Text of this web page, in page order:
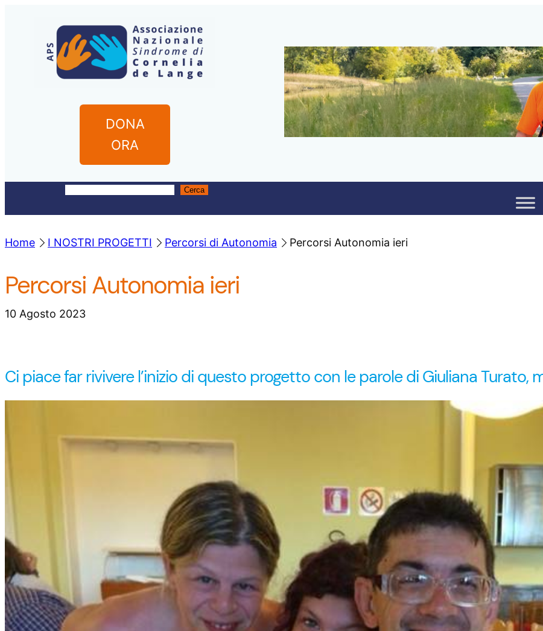
contenuto
DONA
ORA
c
Cerca
Home I NOSTRI PROGETTI Percorsi di Autonomia Percorsi Autonomia ieri
Percorsi Autonomia ieri
10 Agosto 2023
Ci piace far rivivere l’inizio di questo progetto con le parole di Giuliana Turato,